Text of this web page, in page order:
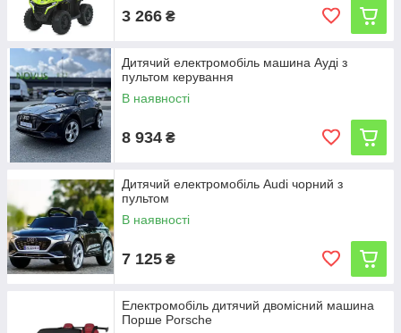
3 266 ₴
Дитячий електромобіль машина Ауді з
пультом керування
В наявності
8 934 ₴
Дитячий електромобіль Audi чорний з
пультом
В наявності
7 125 ₴
Електромобіль дитячий двомісний машина
Порше Porsche